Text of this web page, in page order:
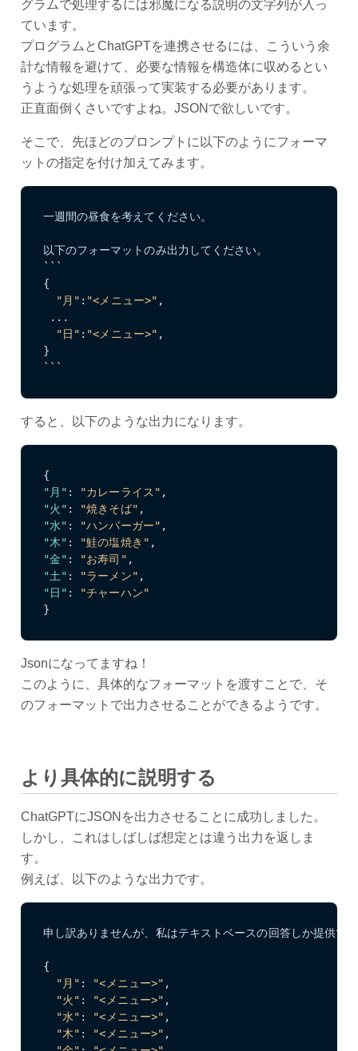
グラムで処理するには邪魔になる説明の文字列が入っ
ています。
プログラムとChatGPTを連携させるには、こういう余
計な情報を避けて、必要な情報を構造体に収めるとい
うような処理を頑張って実装する必要があります。
正直面倒くさいですよね。JSONで欲しいです。
そこで、先ほどのプロンプトに以下のようにフォーマ
ットの指定を付け加えてみます。
一週間の昼食を考えてください。
以下のフォーマットのみ出力してください。
```
{
"月" : "<メニュー>" ,
...
"日" : "<メニュー>" ,
}
```
すると、以下のような出力になります。
{
"月" : "カレーライス" ,
"火" : "焼きそば" ,
"水" : "ハンバーガー" ,
"木" : "鮭の塩焼き" ,
"金" : "お寿司" ,
"土" : "ラーメン" ,
"日" :
"チャーハン"
}
Jsonになってますね！
このように、具体的なフォーマットを渡すことで、そ
のフォーマットで出力させることができるようです。
より具体的に説明する
ChatGPTにJSONを出力させることに成功しました。
しかし、これはしばしば想定とは違う出力を返しま
す。
例えば、以下のような出力です。
申し訳ありませんが、私はテキストベースの回答しか提供で
{
"月" : "<メニュー>" ,
"火" : "<メニュー>" ,
"水" : "<メニュー>" ,
"木" : "<メニュー>" ,